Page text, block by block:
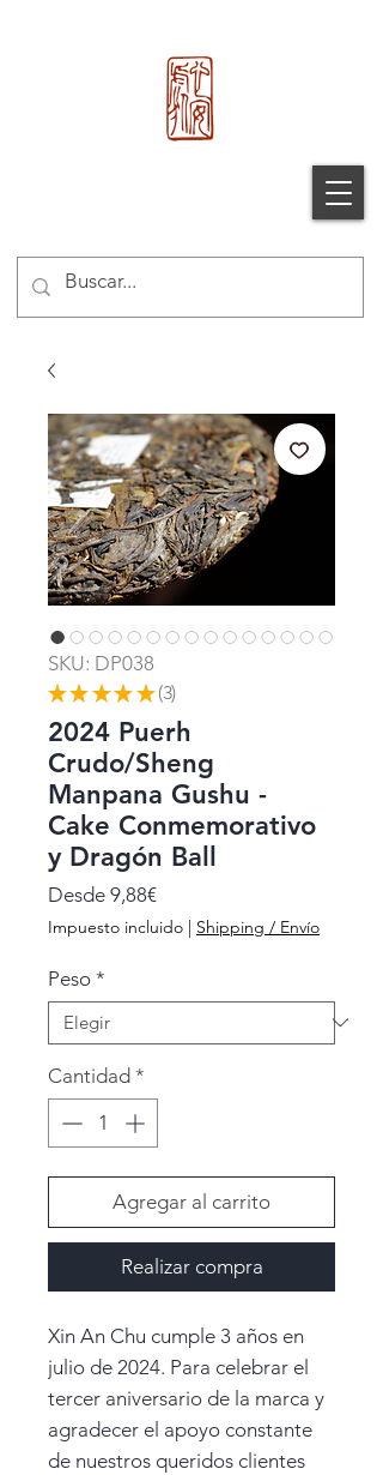
SKU: DP038
★ ★ ★ ★ ★ 3
3
2024 Puerh
Crudo/Sheng
Manpana Gushu -
Cake Conmemorativo
y Dragón Ball
Desde 9,88€Precio
de
oferta
Impuesto incluido | Shipping / Envío
Peso *
Cantidad *
Agregar al carrito
Realizar compra
Xin An Chu cumple 3 años en
julio de 2024. Para celebrar el
tercer aniversario de la marca y
agradecer el apoyo constante
de nuestros queridos clientes